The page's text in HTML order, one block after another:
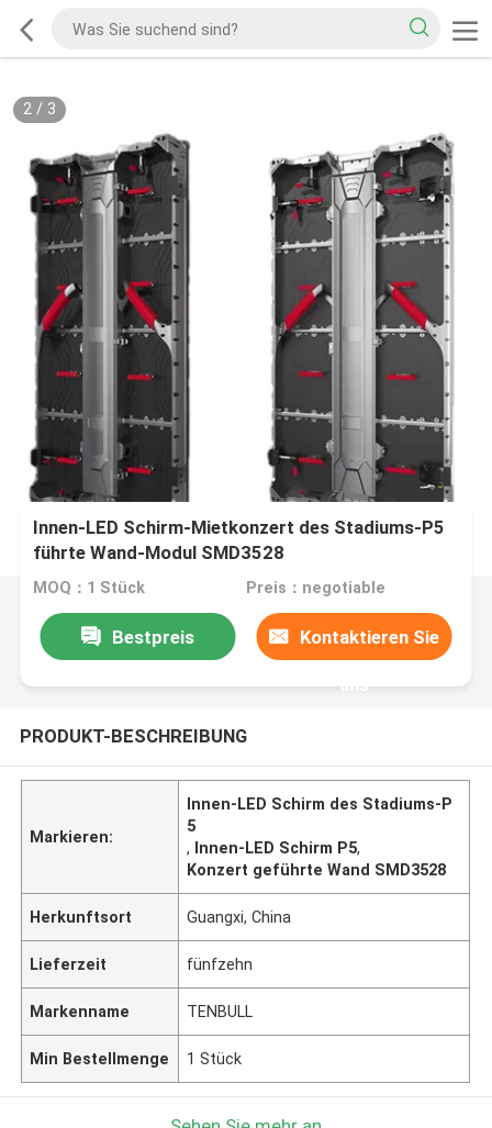
2/ 3
Innen-LED Schirm-Mietkonzert des Stadiums-P5
führte Wand-Modul SMD3528
MOQ：1 Stück Preis：negotiable
Bestpreis Kontaktieren Sie
uns
PRODUKT-BESCHREIBUNG
Markieren:
Innen-LED Schirm des Stadiums-P
5
, Innen-LED Schirm P5,
Konzert geführte Wand SMD3528
Herkunftsort Guangxi, China
Lieferzeit fünfzehn
Markenname TENBULL
Min Bestellmenge 1 Stück